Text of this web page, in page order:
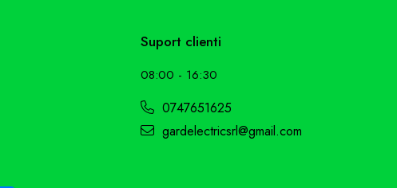
Suport clienti
08:00 - 16:30
0747651625
gardelectricsrl@gmail.com